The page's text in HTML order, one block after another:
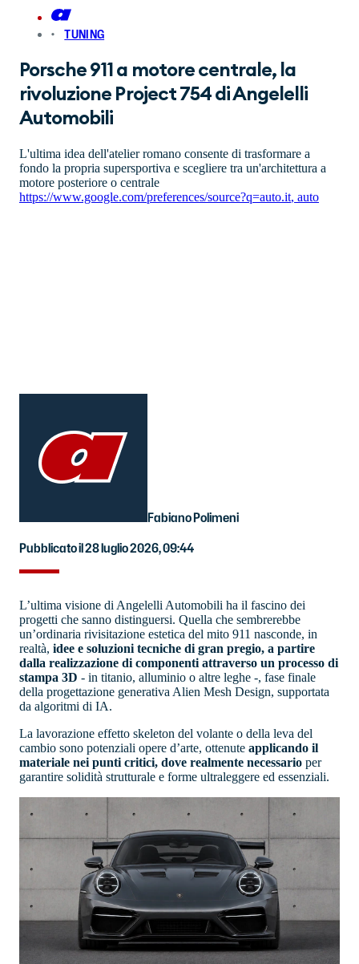
TUNING
Porsche 911 a motore centrale, la
rivoluzione Project 754 di Angelelli
Automobili
L'ultima idea dell'atelier romano consente di trasformare a
fondo la propria supersportiva e scegliere tra un'architettura a
motore posteriore o centrale
https://www.google.com/preferences/source?q=auto.it, auto
Fabiano Polimeni
Pubblicato il 28 luglio 2026, 09:44
L’ultima visione di Angelelli Automobili ha il fascino dei
progetti che sanno distinguersi. Quella che sembrerebbe
un’ordinaria rivisitazione estetica del mito 911 nasconde, in
realtà, idee e soluzioni tecniche di gran pregio, a partire
dalla realizzazione di componenti attraverso un processo di
stampa 3D - in titanio, alluminio o altre leghe -, fase finale
della progettazione generativa Alien Mesh Design, supportata
da algoritmi di IA.
La lavorazione effetto skeleton del volante o della leva del
cambio sono potenziali opere d’arte, ottenute applicando il
materiale nei punti critici, dove realmente necessario per
garantire solidità strutturale e forme ultraleggere ed essenziali.